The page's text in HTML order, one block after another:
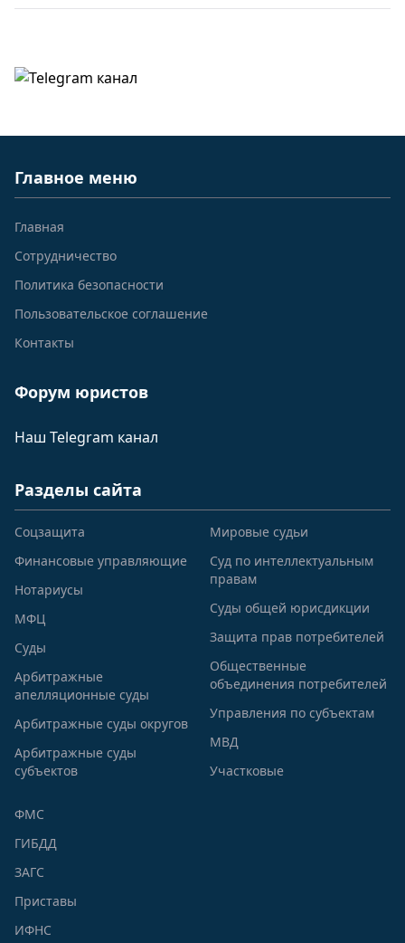
Главное меню
Главная
Сотрудничество
Политика безопасности
Пользовательское соглашение
Контакты
Форум юристов
Наш Telegram канал
Разделы сайта
Соцзащита
Финансовые управляющие
Нотариусы
МФЦ
Суды
Арбитражные
апелляционные суды
Арбитражные суды округов
Арбитражные суды
субъектов
Мировые судьи
Суд по интеллектуальным
правам
Суды общей юрисдикции
Защита прав потребителей
Общественные
объединения потребителей
Управления по субъектам
МВД
Участковые
ФМС
ГИБДД
ЗАГС
Приставы
ИФНС